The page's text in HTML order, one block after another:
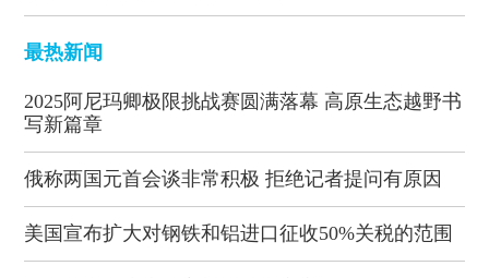
最热新闻
2025阿尼玛卿极限挑战赛圆满落幕 高原生态越野书
写新篇章
俄称两国元首会谈非常积极 拒绝记者提问有原因
美国宣布扩大对钢铁和铝进口征收50%关税的范围